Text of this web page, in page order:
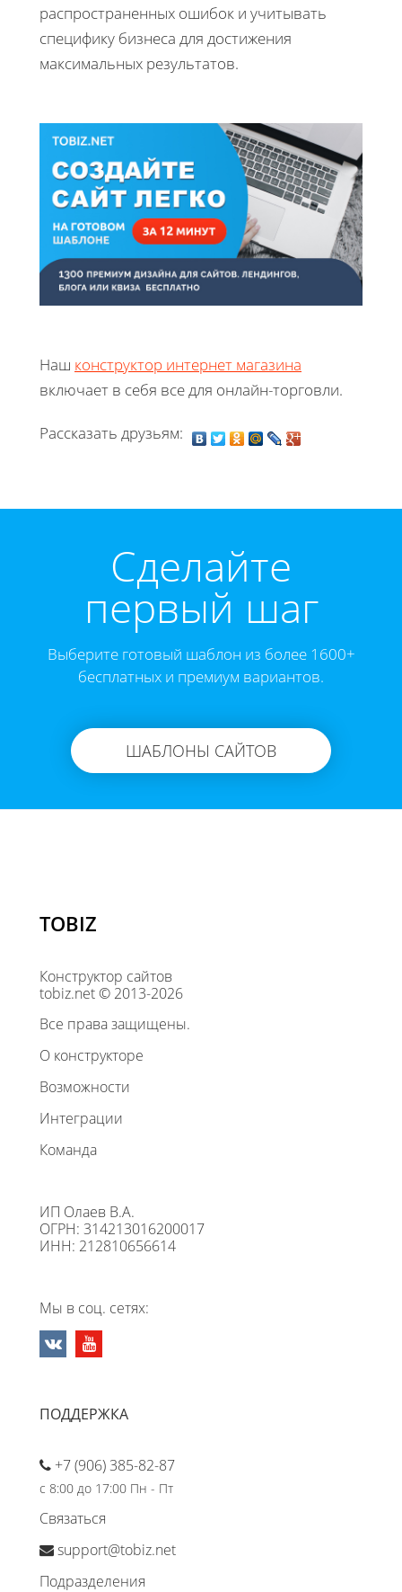
распространенных ошибок и учитывать
специфику бизнеса для достижения
максимальных результатов.
Наш конструктор интернет магазина
включает в себя все для онлайн-торговли.
Рассказать друзьям:
Cделайте
первый шаг
Выберите готовый шаблон из более 1600+
бесплатных и премиум вариантов.
ШАБЛОНЫ САЙТОВ
TOBIZ
Конструктор сайтов
tobiz.net © 2013-2026
Все права защищены.
О конструкторе
Возможности
Интеграции
Команда
ИП Олаев В.А.
ОГРН: 314213016200017
ИНН: 212810656614
Мы в соц. сетях:
ПОДДЕРЖКА
+7 (906) 385-82-87
с 8:00 до 17:00 Пн - Пт
Связаться
support@tobiz.net
Подразделения